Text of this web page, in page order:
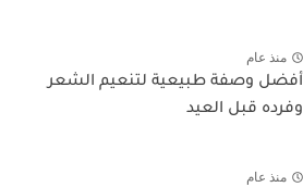
منذ عام
أفضل وصفة طبيعية لتنعيم الشعر
وفرده قبل العيد
منذ عام